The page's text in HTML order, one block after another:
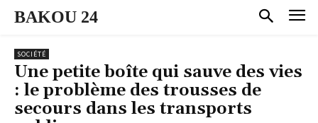
BAKOU 24
SOCIÉTÉ
Une petite boîte qui sauve des vies
: le problème des trousses de
secours dans les transports